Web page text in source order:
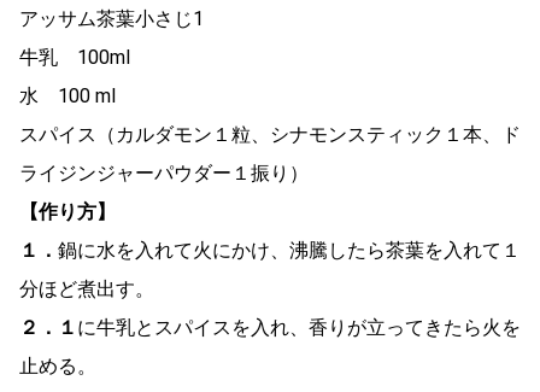
アッサム茶葉小さじ1
牛乳 100ml
水 100 ml
スパイス（カルダモン１粒、シナモンスティック１本、ド
ライジンジャーパウダー１振り）
【作り方】
１． 鍋に水を入れて火にかけ、沸騰したら茶葉を入れて１
分ほど煮出す。
２． １ に牛乳とスパイスを入れ、香りが立ってきたら火を
止める。